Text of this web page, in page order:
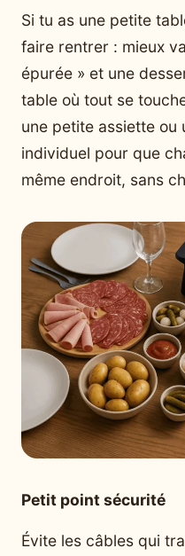
Si tu as une petite
faire rentrer : mieux
épurée » et une
table où tout se
une petite assiette
individuel pour que
même endroit, sans
Petit point sécurité
Évite les câbles qui